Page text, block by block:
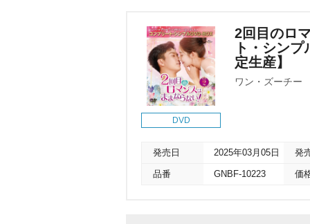
DVD
2回目のロ
ト・シン
定生産】
ワン・ズーチー
発売日 2025年03月05日 発
品番 GNBF-10223 価